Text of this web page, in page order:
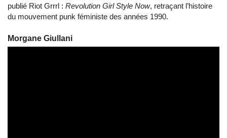
publié Riot Grrrl : Revolution Girl Style Now, retraçant l’histoire
du mouvement punk féministe des années 1990.
Morgane Giullani